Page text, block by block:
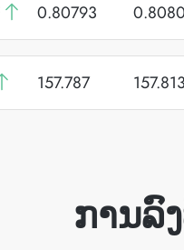
0.80793
157.787 157.813
ການລົ